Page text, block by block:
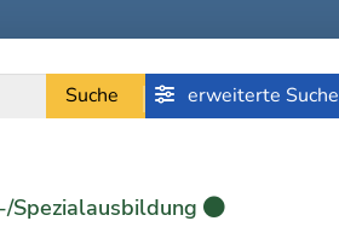
Suche erweiterte Suche
Spezialausbildung